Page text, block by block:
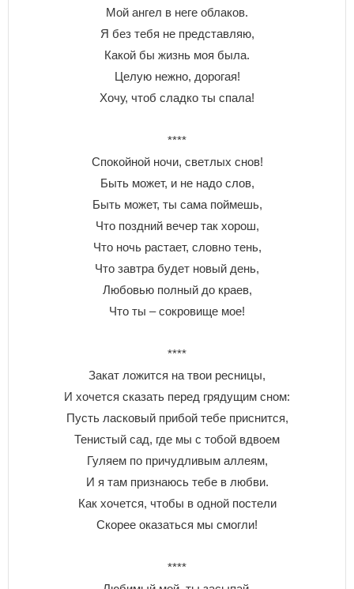
Мой ангел в неге облаков.
Я без тебя не представляю,
Какой бы жизнь моя была.
Целую нежно, дорогая!
Хочу, чтоб сладко ты спала!
****
Спокойной ночи, светлых снов!
Быть может, и не надо слов,
Быть может, ты сама поймешь,
Что поздний вечер так хорош,
Что ночь растает, словно тень,
Что завтра будет новый день,
Любовью полный до краев,
Что ты – сокровище мое!
****
Закат ложится на твои ресницы,
И хочется сказать перед грядущим сном:
Пусть ласковый прибой тебе приснится,
Тенистый сад, где мы с тобой вдвоем
Гуляем по причудливым аллеям,
И я там признаюсь тебе в любви.
Как хочется, чтобы в одной постели
Скорее оказаться мы смогли!
****